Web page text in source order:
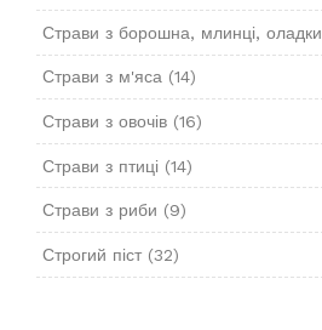
Страви з борошна, млинці, оладки
Страви з м'яса(14)
Страви з овочів(16)
Страви з птиці (14)
Страви з риби (9)
Строгий піст(32)